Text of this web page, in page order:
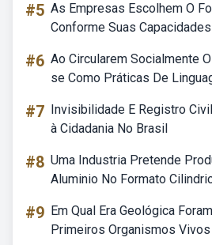
#5 As Empresas Escolhem O
Conforme Suas
#6 Ao Circularem Socialmente
se Como Práticas De
#7 Invisibilidade E Registro
à Cidadania No Brasil
#8 Uma Industria Pretende
Aluminio No Formato
#9 Em Qual Era Geológica
Primeiros Organismos Vivos